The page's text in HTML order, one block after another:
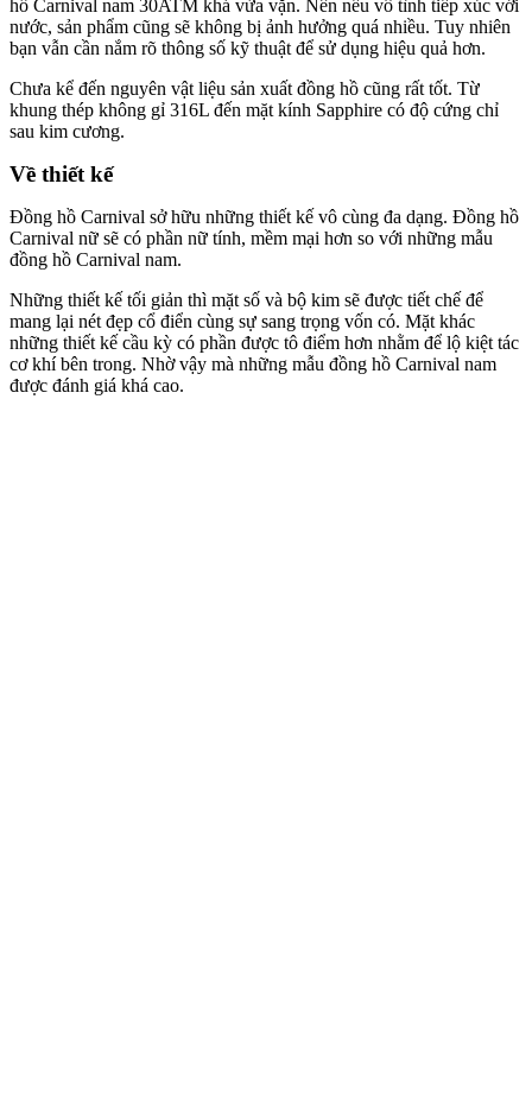
hồ Carnival nam 30ATM khá vừa vặn. Nên nếu vô tình tiếp xúc với
nước, sản phẩm cũng sẽ không bị ảnh hưởng quá nhiều. Tuy nhiên
bạn vẫn cần nắm rõ thông số kỹ thuật để sử dụng hiệu quả hơn.
Chưa kể đến nguyên vật liệu sản xuất đồng hồ cũng rất tốt. Từ
khung thép không gỉ 316L đến mặt kính Sapphire có độ cứng chỉ
sau kim cương.
Về thiết kế
Đồng hồ Carnival sở hữu những thiết kế vô cùng đa dạng. Đồng hồ
Carnival nữ sẽ có phần nữ tính, mềm mại hơn so với những mẫu
đồng hồ Carnival nam.
Những thiết kế tối giản thì mặt số và bộ kim sẽ được tiết chế để
mang lại nét đẹp cổ điển cùng sự sang trọng vốn có. Mặt khác
những thiết kế cầu kỳ có phần được tô điểm hơn nhằm để lộ kiệt tác
cơ khí bên trong. Nhờ vậy mà những mẫu đồng hồ Carnival nam
được đánh giá khá cao.